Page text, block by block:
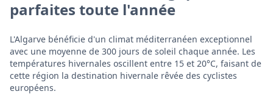
parfaites toute l'année
L'Algarve bénéficie d'un climat méditerranéen exceptionnel
avec une moyenne de 300 jours de soleil chaque année. Les
températures hivernales oscillent entre 15 et 20°C, faisant de
cette région la destination hivernale rêvée des cyclistes
européens.